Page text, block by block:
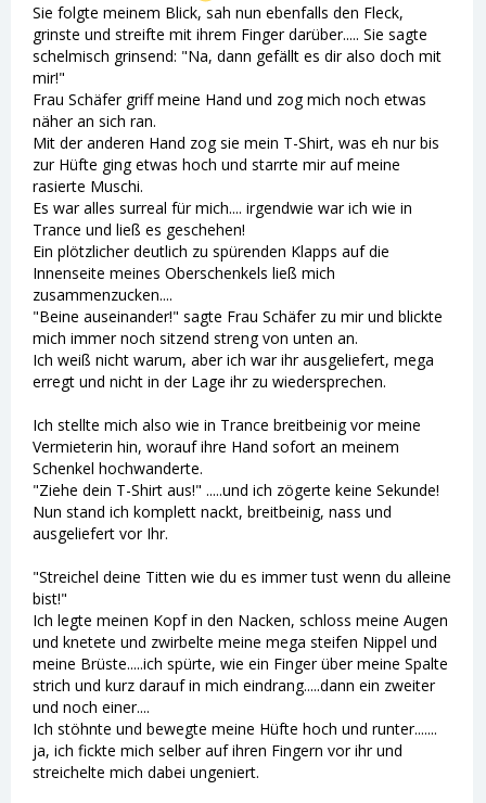
Sie folgte meinem Blick, sah nun ebenfalls den Fleck,
grinste und streifte mit ihrem Finger darüber..... Sie sagte
schelmisch grinsend: "Na, dann gefällt es dir also doch mit
mir!"
Frau Schäfer griff meine Hand und zog mich noch etwas
näher an sich ran.
Mit der anderen Hand zog sie mein T-Shirt, was eh nur bis
zur Hüfte ging etwas hoch und starrte mir auf meine
rasierte Muschi.
Es war alles surreal für mich.... irgendwie war ich wie in
Trance und ließ es geschehen!
Ein plötzlicher deutlich zu spürenden Klapps auf die
Innenseite meines Oberschenkels ließ mich
zusammenzucken....
"Beine auseinander!" sagte Frau Schäfer zu mir und blickte
mich immer noch sitzend streng von unten an.
Ich weiß nicht warum, aber ich war ihr ausgeliefert, mega
erregt und nicht in der Lage ihr zu wiedersprechen.
Ich stellte mich also wie in Trance breitbeinig vor meine
Vermieterin hin, worauf ihre Hand sofort an meinem
Schenkel hochwanderte.
"Ziehe dein T-Shirt aus!" .....und ich zögerte keine Sekunde!
Nun stand ich komplett nackt, breitbeinig, nass und
ausgeliefert vor Ihr.
"Streichel deine Titten wie du es immer tust wenn du alleine
bist!"
Ich legte meinen Kopf in den Nacken, schloss meine Augen
und knetete und zwirbelte meine mega steifen Nippel und
meine Brüste.....ich spürte, wie ein Finger über meine Spalte
strich und kurz darauf in mich eindrang.....dann ein zweiter
und noch einer....
Ich stöhnte und bewegte meine Hüfte hoch und runter.......
ja, ich fickte mich selber auf ihren Fingern vor ihr und
streichelte mich dabei ungeniert.